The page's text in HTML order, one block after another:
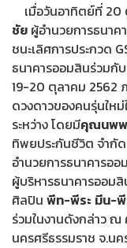
เมื่อวันอาทิตย์ที่ 20
ชัย ผู้อำนวยการธนาค
ชนะเลิศการประกวด
ธนาคารออมสินร่วมกั
19-20 ตุลาคม 2562
ดวงดาวของคนรุ่นให
ระหว่าง โดยมีคุณนพพ
ทิพยประกันชีวิต จำกั
อำนวยการธนาคารอ
ผู้บริหารธนาคารออม
ศิลปิน พีท-พีระ มีน-
ร่วมในงานดังกล่าว
นครศรีธรรมราช จ.น